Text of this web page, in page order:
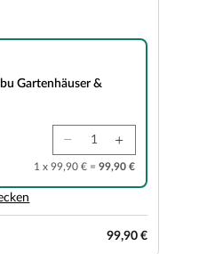
Gartenhäuser &
1 x 99,90 € = 99,90 €
99,90 €